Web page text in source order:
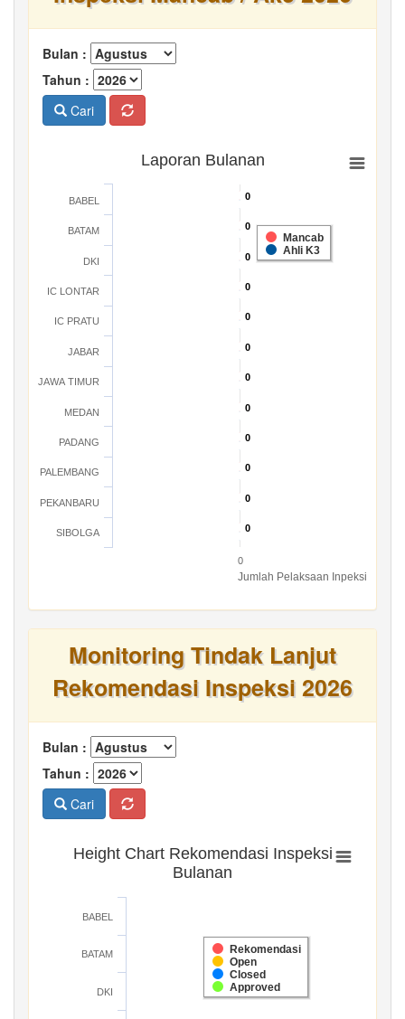
Bulan :
Tahun :
Cari
Jumlah Pelaksaan Inpeksi
Laporan Bulanan
0
0
0
0
0
0
0
0
0
0
0
0
0
0
0
0
0
0
0
0
0
0
0
0
Mancab
Ahli K3
BABEL
BATAM
DKI
IC LONTAR
IC PRATU
JABAR
JAWA TIMUR
MEDAN
PADANG
PALEMBANG
PEKANBARU
SIBOLGA
0
Monitoring Tindak Lanjut
Rekomendasi Inspeksi 2026
Bulan :
Tahun :
Cari
Height Chart Rekomendasi Inspeksi
Bulanan
Rekomendasi
Open
Closed
Approved
BABEL
BATAM
DKI